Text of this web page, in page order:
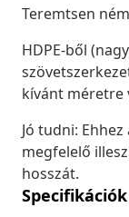
Teremtsen
HDPE-ből
kívánt méretre
Jó tudni:
megfelelő
hosszát.
Specifikációk